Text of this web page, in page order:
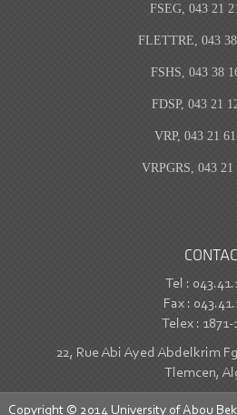
FSEG, 043 21
FLETTRE, 043
FSHS, 043 38
FDSP, 043 21
VRP, 043 21
VRPGRS, 043 21
Tel :
Fax :
Telex : 1871-
22, Rue Abi Ayed Abdelkrim
Tlemcen,
Copyright © 2014 University of Abou